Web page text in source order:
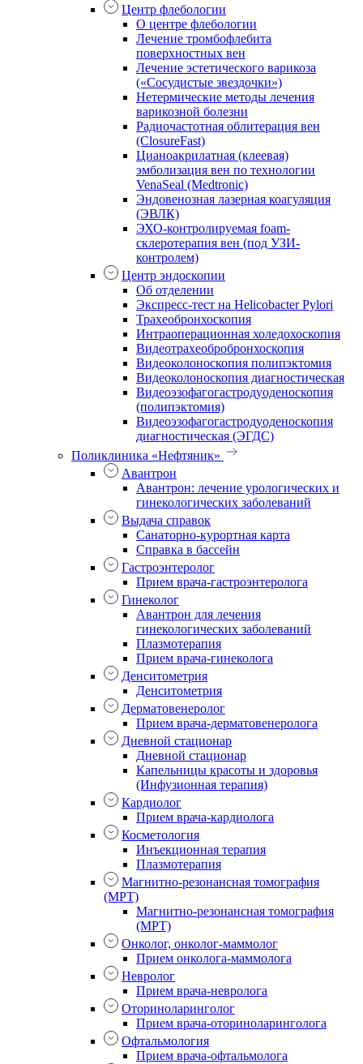
Центр флебологии
О центре флебологии
Лечение тромбофлебита
поверхностных вен
Лечение эстетического варикоза
(«Сосудистые звездочки»)
Нетермические методы лечения
варикозной болезни
Радиочастотная облитерация вен
(ClosureFast)
Цианоакрилатная (клеевая)
эмболизация вен по технологии
VenaSeal (Medtronic)
Эндовенозная лазерная коагуляция
(ЭВЛК)
ЭХО-контролируемая foam-
склеротерапия вен (под УЗИ-
контролем)
Центр эндоскопии
Об отделении
Экспресс-тест на Helicobacter Pylori
Трахеобронхоскопия
Интраоперационная холедохоскопия
Видеотрахеобробронхоскопия
Видеоколоноскопия полипэктомия
Видеоколоноскопия диагностическая
Видеоэзофагогастродуоденоскопия
(полипэктомия)
Видеоэзофагогастродуоденоскопия
диагностическая (ЭГДС)
Поликлиника «Нефтяник»
Авантрон
Авантрон: лечение урологических и
гинекологических заболеваний
Выдача справок
Санаторно-курортная карта
Справка в бассейн
Гастроэнтеролог
Прием врача-гастроэнтеролога
Гинеколог
Авантрон для лечения
гинекологических заболеваний
Плазмотерапия
Прием врача-гинеколога
Денситометрия
Денситометрия
Дерматовенеролог
Прием врача-дерматовенеролога
Дневной стационар
Дневной стационар
Капельницы красоты и здоровья
(Инфузионная терапия)
Кардиолог
Прием врача-кардиолога
Косметология
Инъекционная терапия
Плазмотерапия
Магнитно-резонансная томография
(МРТ)
Магнитно-резонансная томография
(МРТ)
Онколог, онколог-маммолог
Прием онколога-маммолога
Невролог
Прием врача-невролога
Оториноларинголог
Прием врача-оториноларинголога
Офтальмология
Прием врача-офтальмолога